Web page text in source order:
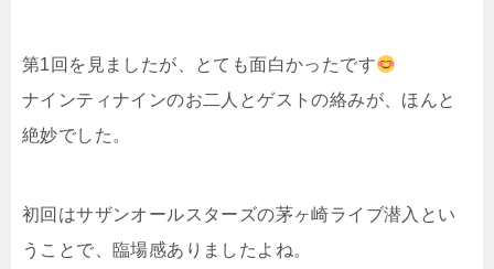
第1回を見ましたが、とても面白かったです
ナインティナインのお二人とゲストの絡みが、ほんと
絶妙でした。
初回はサザンオールスターズの茅ヶ崎ライブ潜入とい
うことで、臨場感ありましたよね。